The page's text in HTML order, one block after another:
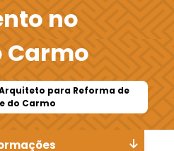
no
Carmo
para Reforma de
do Carmo